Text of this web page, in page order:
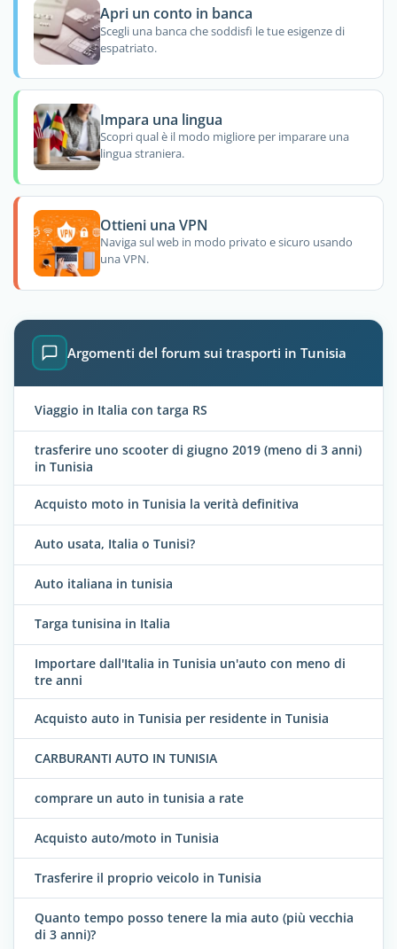
Apri un conto in banca
Scegli una banca che soddisfi le tue esigenze di
espatriato.
Impara una lingua
Scopri qual è il modo migliore per imparare una
lingua straniera.
Ottieni una VPN
Naviga sul web in modo privato e sicuro usando
una VPN.
Argomenti del forum sui trasporti in Tunisia
Viaggio in Italia con targa RS
trasferire uno scooter di giugno 2019 (meno di 3 anni)
in Tunisia
Acquisto moto in Tunisia la verità definitiva
Auto usata, Italia o Tunisi?
Auto italiana in tunisia
Targa tunisina in Italia
Importare dall'Italia in Tunisia un'auto con meno di
tre anni
Acquisto auto in Tunisia per residente in Tunisia
CARBURANTI AUTO IN TUNISIA
comprare un auto in tunisia a rate
Acquisto auto/moto in Tunisia
Trasferire il proprio veicolo in Tunisia
Quanto tempo posso tenere la mia auto (più vecchia
di 3 anni)?